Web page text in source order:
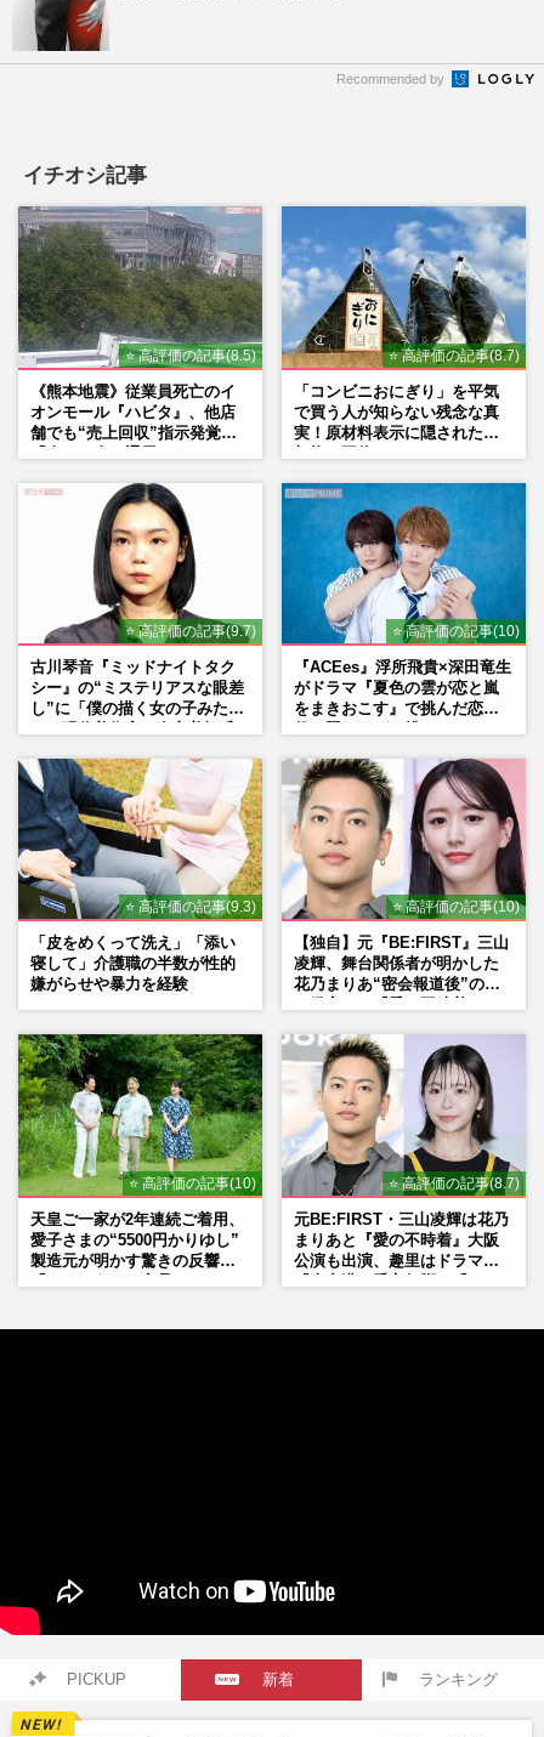
Recommended by
イチオシ記事
⭐ 高評価の記事(8.5)
《熊本地震》従業員死亡のイ
オンモール『ハビタ』、他店
舗でも“売上回収”指示発覚で
⭐ 高評価の記事(8.7)
「コンビニおにぎり」を平気
で買う人が知らない残念な真
実！原材料表示に隠された添
⭐ 高評価の記事(9.7)
古川琴音『ミッドナイトタク
シー』の“ミステリアスな眼差
し”に「僕の描く女の子みた
⭐ 高評価の記事(10)
『ACEes』浮所飛貴×深田竜生
がドラマ『夏色の雲が恋と嵐
をまきおこす』で挑んだ恋人
⭐ 高評価の記事(9.3)
「皮をめくって洗え」「添い
寝して」介護職の半数が性的
嫌がらせや暴力を経験
⭐ 高評価の記事(10)
【独自】元『BE:FIRST』三山
凌輝、舞台関係者が明かした
花乃まりあ“密会報道後”の呆
⭐ 高評価の記事(10)
天皇ご一家が2年連続ご着用、
愛子さまの“5500円かりゆし”
製造元が明かす驚きの反響
⭐ 高評価の記事(8.7)
元BE:FIRST・三山凌輝は花乃
まりあと『愛の不時着』大阪
公演も出演、趣里はドラマ
PICKUP 新着 ランキング